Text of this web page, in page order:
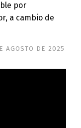
por
a cambio de
AGOSTO DE 2025